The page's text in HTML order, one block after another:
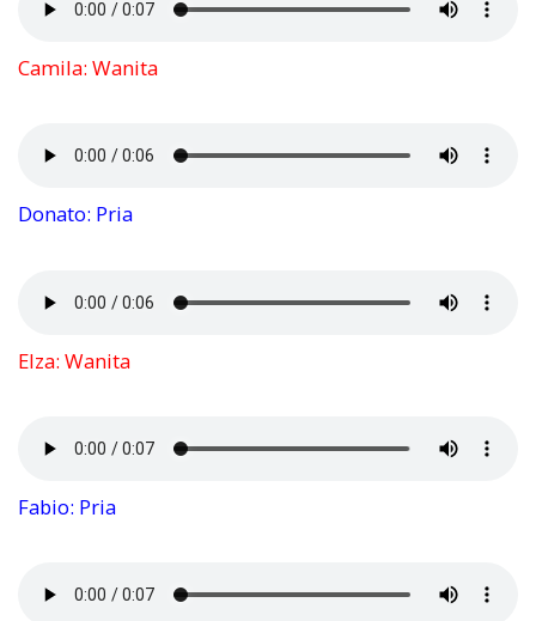
Camila: Wanita
Donato: Pria
Elza: Wanita
Fabio: Pria